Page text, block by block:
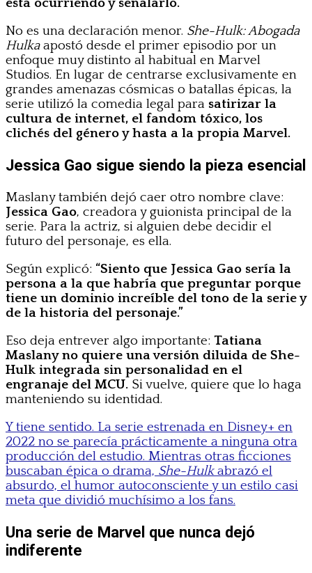
está ocurriendo y señalarlo.”
No es una declaración menor. She-Hulk: Abogada
Hulkaapostó desde el primer episodio por un
enfoque muy distinto al habitual en Marvel
Studios. En lugar de centrarse exclusivamente en
grandes amenazas cósmicas o batallas épicas, la
serie utilizó la comedia legal para satirizar la
cultura de internet, el fandom tóxico, los
clichés del género y hasta a la propia Marvel.
Jessica Gao sigue siendo la pieza esencial
Maslany también dejó caer otro nombre clave:
Jessica Gao, creadora y guionista principal de la
serie. Para la actriz, si alguien debe decidir el
futuro del personaje, es ella.
Según explicó: “Siento que Jessica Gao sería la
persona a la que habría que preguntar porque
tiene un dominio increíble del tono de la serie y
de la historia del personaje.”
Eso deja entrever algo importante: Tatiana
Maslany no quiere una versión diluida de She-
Hulk integrada sin personalidad en el
engranaje del MCU. Si vuelve, quiere que lo haga
manteniendo su identidad.
Y tiene sentido. La serie estrenada en Disney+ en
2022 no se parecía prácticamente a ninguna otra
producción del estudio. Mientras otras ficciones
buscaban épica o drama, She-Hulkabrazó el
absurdo, el humor autoconsciente y un estilo casi
meta que dividió muchísimo a los fans.
Una serie de Marvel que nunca dejó
indiferente